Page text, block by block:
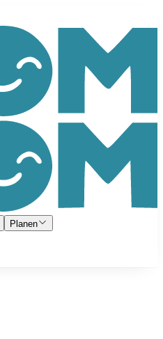
Planen